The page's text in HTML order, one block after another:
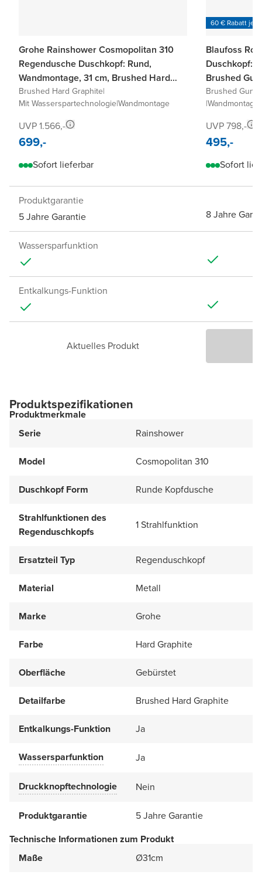
Grohe Rainshower Cosmopolitan 310
Regendusche Duschkopf: Rund,
Wandmontage, 31 cm, Brushed Hard
Graphite
Brushed Hard Graphite|
Mit Wasserspartechnologie|Wandmontage
UVP 1.566,-
699,-
Sofort lieferbar
60 € Rabatt je
Blaufoss
Duschkopf:
Brushed
Brushed
|Wandmontage
UVP 798,-
495,-
Sofort
Produktgarantie
5 Jahre Garantie
8 Jahre
Wassersparfunktion
Entkalkungs-Funktion
Aktuelles Produkt
Produktspezifikationen
Produktmerkmale
Serie
Rainshower
Model Cosmopolitan 310
Duschkopf Form Runde Kopfdusche
Strahlfunktionen des
Regenduschkopfs
1 Strahlfunktion
Ersatzteil Typ Regenduschkopf
Material Metall
Marke Grohe
Farbe Hard Graphite
Oberfläche Gebürstet
Detailfarbe Brushed Hard Graphite
Entkalkungs-Funktion Ja
Wassersparfunktion Ja
Druckknopftechnologie Nein
Produktgarantie
5 Jahre Garantie
Technische Informationen zum Produkt
Maße
Ø31cm